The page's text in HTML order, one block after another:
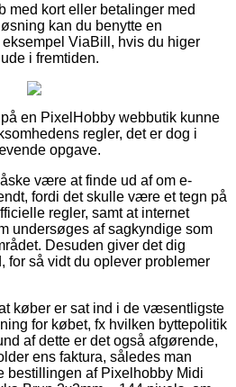
med kort eller betalinger med
kan du benytte en
ViaBill, hvis du higer
i fremtiden.
en PixelHobby webbutik kunne
regler, det er dog i
opgave.
være at finde ud af om e-
fordi det skulle være et tegn på
regler, samt at internet
undersøges af sagkyndige som
Desuden giver det dig
for så vidt du oplever problemer
køber er sat ind i de væsentligste
for købet, fx hvilken byttepolitik
af dette er det også afgørende,
ens faktura, således man
bestillingen af Pixelhobby Midi